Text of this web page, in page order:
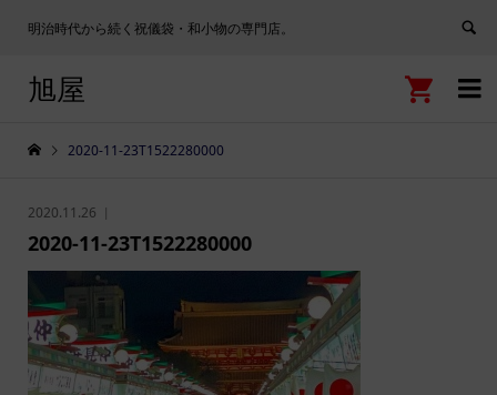
明治時代から続く祝儀袋・和小物の専門店。

旭屋 
2020-11-23T1522280000
2020.11.26
2020-11-23T1522280000